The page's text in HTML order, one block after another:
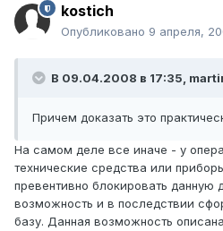
kostich
Опубликовано 9 апреля,
В 09.04.2008 в 17:35,
Причем доказать это
На самом деле все иначе - у
технические средства или
превентивно блокировать данную
возможность и в последствии
базу. Данная возможность